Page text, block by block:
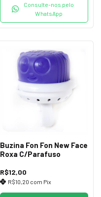
Consulte-nos pelo
WhatsApp
Buzina Fon Fon New Face
Roxa C/Parafuso
R$12,00
R$10,20 com Pix